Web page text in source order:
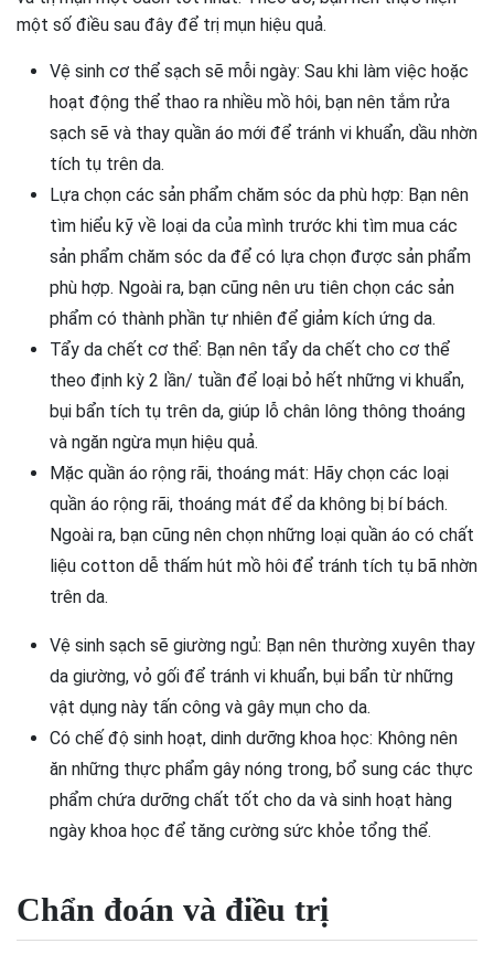
một số điều sau đây để trị mụn hiệu quả.
Vệ sinh cơ thể sạch sẽ mỗi ngày: Sau khi làm việc hoặc
hoạt động thể thao ra nhiều mồ hôi, bạn nên tắm rửa
sạch sẽ và thay quần áo mới để tránh vi khuẩn, dầu nhờn
tích tụ trên da.
Lựa chọn các sản phẩm chăm sóc da phù hợp: Bạn nên
tìm hiểu kỹ về loại da của mình trước khi tìm mua các
sản phẩm chăm sóc da để có lựa chọn được sản phẩm
phù hợp. Ngoài ra, bạn cũng nên ưu tiên chọn các sản
phẩm có thành phần tự nhiên để giảm kích ứng da.
Tẩy da chết cơ thể: Bạn nên tẩy da chết cho cơ thể
theo định kỳ 2 lần/ tuần để loại bỏ hết những vi khuẩn,
bụi bẩn tích tụ trên da, giúp lỗ chân lông thông thoáng
và ngăn ngừa mụn hiệu quả.
Mặc quần áo rộng rãi, thoáng mát: Hãy chọn các loại
quần áo rộng rãi, thoáng mát để da không bị bí bách.
Ngoài ra, bạn cũng nên chọn những loại quần áo có chất
liệu cotton dễ thấm hút mồ hôi để tránh tích tụ bã nhờn
trên da.
Vệ sinh sạch sẽ giường ngủ: Bạn nên thường xuyên thay
da giường, vỏ gối để tránh vi khuẩn, bụi bẩn từ những
vật dụng này tấn công và gây mụn cho da.
Có chế độ sinh hoạt, dinh dưỡng khoa học: Không nên
ăn những thực phẩm gây nóng trong, bổ sung các thực
phẩm chứa dưỡng chất tốt cho da và sinh hoạt hàng
ngày khoa học để tăng cường sức khỏe tổng thể.
Chẩn đoán và điều trị